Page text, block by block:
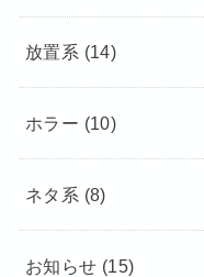
放置系 (14)
ホラー (10)
ネタ系 (8)
お知らせ (15)